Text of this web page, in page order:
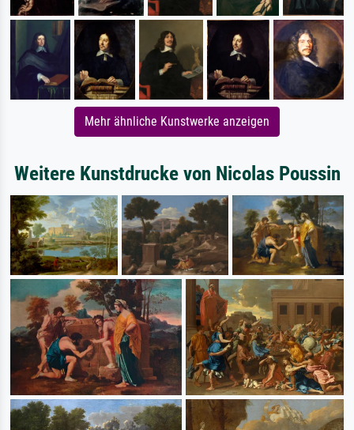
Mehr ähnliche Kunstwerke anzeigen
Weitere Kunstdrucke von Nicolas Poussin